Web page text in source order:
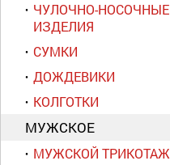
ЧУЛОЧНО-НОСОЧНЫЕ
ИЗДЕЛИЯ
СУМКИ
ДОЖДЕВИКИ
КОЛГОТКИ
МУЖСКОЕ
МУЖСКОЙ ТРИКОТАЖ